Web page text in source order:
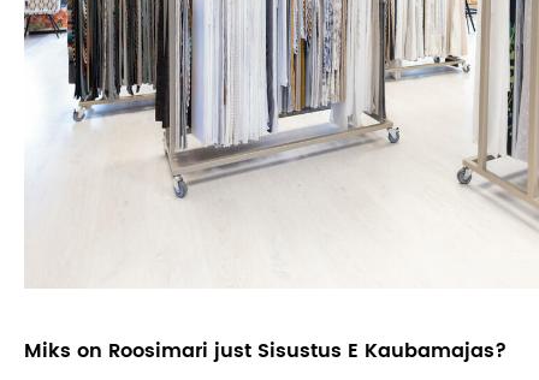
Miks on Roosimari just Sisustus E Kaubamajas?